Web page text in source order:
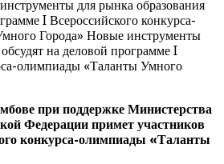
для рынка образования
I Всероссийского конкурса-
Города» Новые инструменты
на деловой программе I
олимпиады «Таланты Умного
при поддержке Министерства
Федерации примет участников
конкурса-олимпиады «Таланты